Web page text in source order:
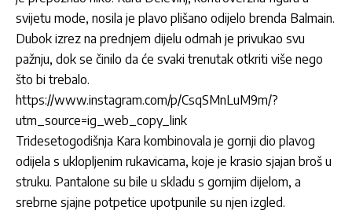
svijetu mode, nosila je plavo plišano odijelo brenda Balmain.
Dubok izrez na prednjem dijelu odmah je privukao svu
pažnju, dok se činilo da će svaki trenutak otkriti više nego
što bi trebalo.
https://www.instagram.com/p/CsqSMnLuM9m/?
utm_source=ig_web_copy_link
Tridesetogodišnja Kara kombinovala je gornji dio plavog
odijela s uklopljenim rukavicama, koje je krasio sjajan broš u
struku. Pantalone su bile u skladu s gornjim dijelom, a
srebrne sjajne potpetice upotpunile su njen izgled.